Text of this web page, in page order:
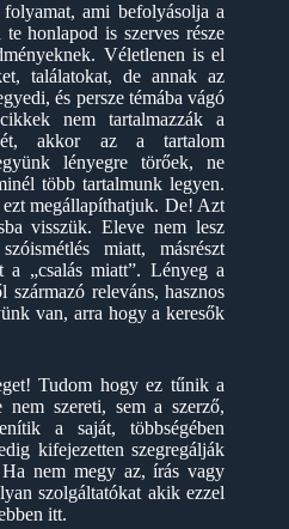
ami befolyásolja a
honlapod is szerves része
Véletlenen is el
találatokat, de annak az
és persze témába vágó
nem tartalmazzák a
akkor az a tartalom
lényegre törőek, ne
több tartalmunk legyen.
megállapíthatjuk. De! Azt
visszük. Eleve nem lesz
miatt, másrészt
a „csalás miatt”. Lényeg a
releváns, hasznos
van, arra hogy a keresők
Tudom hogy ez tűnik a
nem szereti, sem a szerző,
a saját, többségében
kifejezetten szegregálják
nem megy az, írás vagy
szolgáltatókat akik ezzel
itt.